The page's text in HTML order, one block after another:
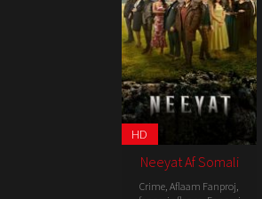
HD
Neeyat Af Somali
Crime, Aflaam Fanproj,